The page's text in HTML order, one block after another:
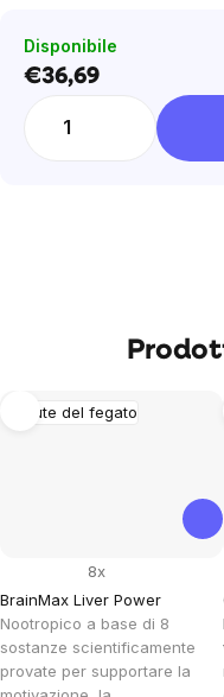
Disponibile
€36,69
Salute del fegato
BrainMax Liver Power
Nootropico a base di 8
sostanze scientificamente
provate per supportare la
8x